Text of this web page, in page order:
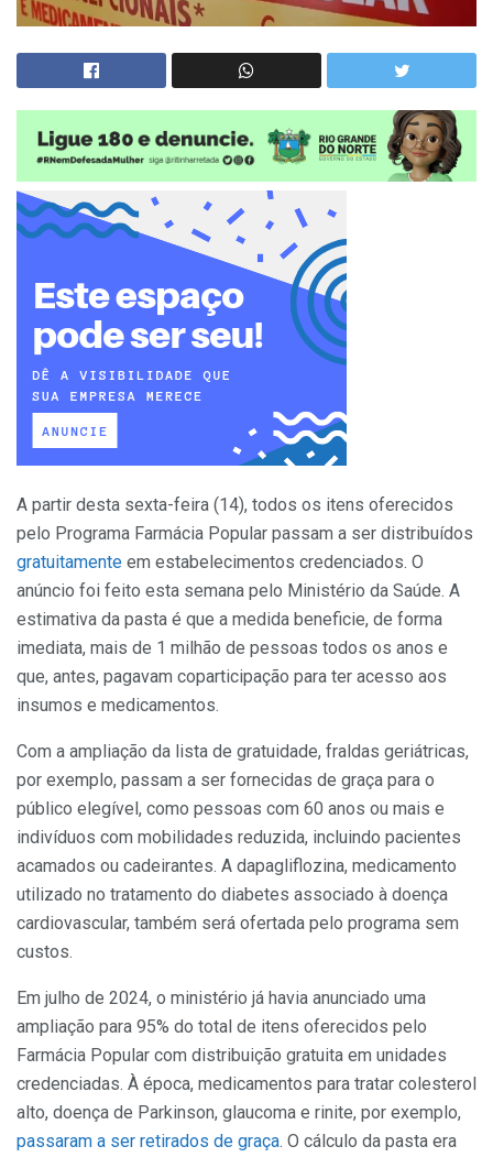
A partir desta sexta-feira (14), todos os itens oferecidos
pelo Programa Farmácia Popular passam a ser distribuídos
gratuitamente em estabelecimentos credenciados. O
anúncio foi feito esta semana pelo Ministério da Saúde. A
estimativa da pasta é que a medida beneficie, de forma
imediata, mais de 1 milhão de pessoas todos os anos e
que, antes, pagavam coparticipação para ter acesso aos
insumos e medicamentos.
Com a ampliação da lista de gratuidade, fraldas geriátricas,
por exemplo, passam a ser fornecidas de graça para o
público elegível, como pessoas com 60 anos ou mais e
indivíduos com mobilidades reduzida, incluindo pacientes
acamados ou cadeirantes. A dapagliflozina, medicamento
utilizado no tratamento do diabetes associado à doença
cardiovascular, também será ofertada pelo programa sem
custos.
Em julho de 2024, o ministério já havia anunciado uma
ampliação para 95% do total de itens oferecidos pelo
Farmácia Popular com distribuição gratuita em unidades
credenciadas. À época, medicamentos para tratar colesterol
alto, doença de Parkinson, glaucoma e rinite, por exemplo,
passaram a ser retirados de graça. O cálculo da pasta era